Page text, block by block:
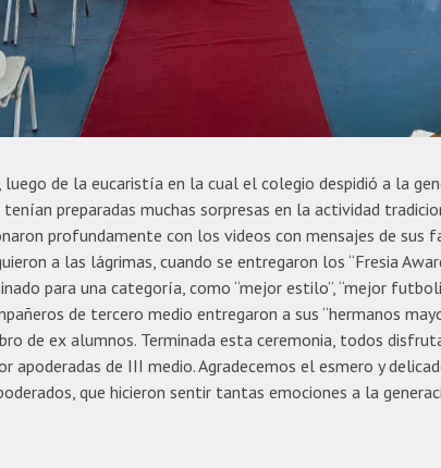
luego de la eucaristía en la cual el colegio despidió a la
preparadas muchas sorpresas en la actividad
profundamente con los videos con mensajes de sus
a las lágrimas, cuando se entregaron los “Fresia
para una categoría, como “mejor estilo”, “mejor
de tercero medio entregaron a sus “hermanos
de ex alumnos. Terminada esta ceremonia, todos
apoderadas de III medio. Agradecemos el esmero y
que hicieron sentir tantas emociones a la